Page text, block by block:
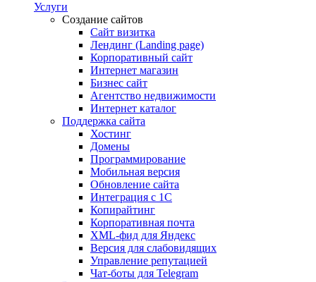
Услуги
Создание сайтов
Сайт визитка
Лендинг (Landing page)
Корпоративный сайт
Интернет магазин
Бизнес сайт
Агентство недвижимости
Интернет каталог
Поддержка сайта
Хостинг
Домены
Программирование
Мобильная версия
Обновление сайта
Интеграция с 1С
Копирайтинг
Корпоративная почта
XML-фид для Яндекс
Версия для слабовидящих
Управление репутацией
Чат-боты для Telegram